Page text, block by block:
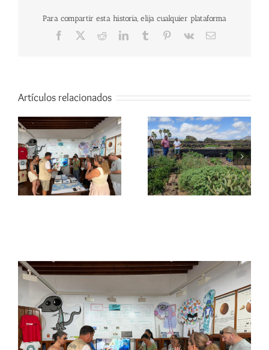
Para compartir esta historia, elija cualquier plataforma
Facebook RedditLinkedInTumblr Pinterest
Vk
Correo
Artículos relacionados